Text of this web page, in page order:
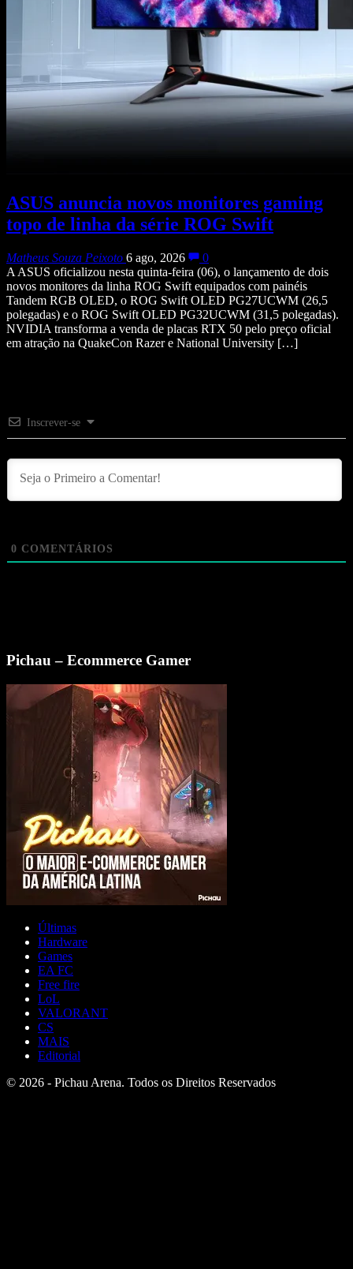
ASUS anuncia novos monitores gaming
topo de linha da série ROG Swift
Matheus Souza Peixoto 6 ago, 2026
0
A ASUS oficializou nesta quinta-feira (06), o lançamento de dois
novos monitores da linha ROG Swift equipados com painéis
Tandem RGB OLED, o ROG Swift OLED PG27UCWM (26,5
polegadas) e o ROG Swift OLED PG32UCWM (31,5 polegadas).
NVIDIA transforma a venda de placas RTX 50 pelo preço oficial
em atração na QuakeCon Razer e National University […]
Inscrever-se
0 COMENTÁRIOS
Pichau – Ecommerce Gamer
Últimas
Hardware
Games
EA FC
Free fire
LoL
VALORANT
CS
MAIS
Editorial
© 2026 - Pichau Arena. Todos os Direitos Reservados